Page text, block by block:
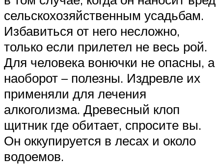
сельскохозяйственным усадьбам.
Избавиться от него несложно,
только если прилетел не весь рой.
Для человека вонючки не опасны, а
наоборот – полезны. Издревле их
применяли для лечения
алкоголизма. Древесный клоп
щитник где обитает, спросите вы.
Он оккупируется в лесах и около
водоемов.